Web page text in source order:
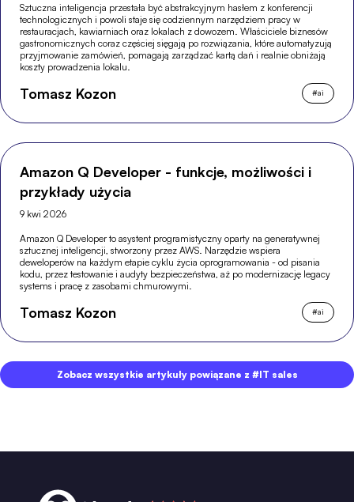
Sztuczna inteligencja przestała być abstrakcyjnym hasłem z konferencji
technologicznych i powoli staje się codziennym narzędziem pracy w
restauracjach, kawiarniach oraz lokalach z dowozem. Właściciele biznesów
gastronomicznych coraz częściej sięgają po rozwiązania, które automatyzują
przyjmowanie zamówień, pomagają zarządzać kartą dań i realnie obniżają
koszty prowadzenia lokalu.
Tomasz Kozon #ai
Amazon Q Developer - funkcje, możliwości i
przykłady użycia
9 kwi 2026
Amazon Q Developer to asystent programistyczny oparty na generatywnej
sztucznej inteligencji, stworzony przez AWS. Narzędzie wspiera
deweloperów na każdym etapie cyklu życia oprogramowania - od pisania
kodu, przez testowanie i audyty bezpieczeństwa, aż po modernizację legacy
systems i pracę z zasobami chmurowymi.
Tomasz Kozon #ai
Zobacz wszystkie artykuły powiązane z #IT sales